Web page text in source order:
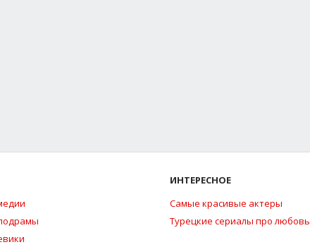
ИНТЕРЕСНОЕ
Самые красивые актеры
Турецкие сериалы про любовь